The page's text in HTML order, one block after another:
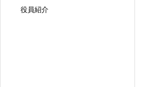
役員紹介